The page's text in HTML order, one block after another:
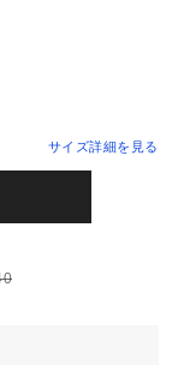
サイズ詳細を見る